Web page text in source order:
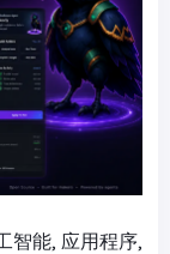
智能, 应用程序,